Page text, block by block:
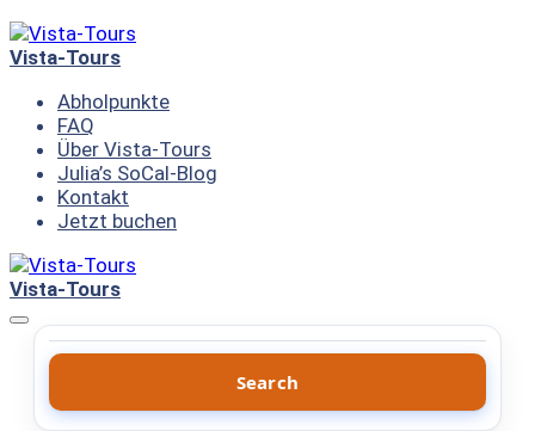
Skip
to
content
Vista-Tours
Abholpunkte
FAQ
Über Vista-Tours
Julia’s SoCal-Blog
Kontakt
Jetzt buchen
Vista-Tours
Menu
Search